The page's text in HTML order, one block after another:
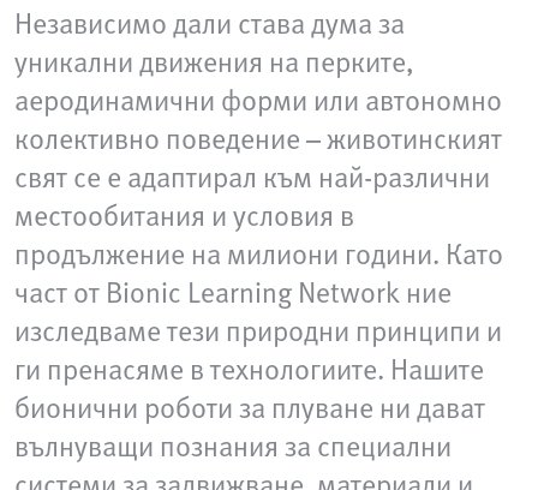
Независимо дали става дума за
уникални движения на перките,
аеродинамични форми или автономно
колективно поведение – животинският
свят се е адаптирал към най-различни
местообитания и условия в
продължение на милиони години. Като
част от Bionic Learning Network ние
изследваме тези природни принципи и
ги пренасяме в технологиите. Нашите
бионични роботи за плуване ни дават
вълнуващи познания за специални